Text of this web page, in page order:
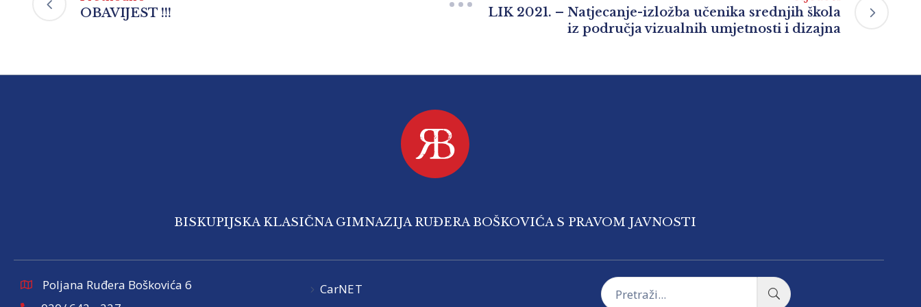
OBAVIJEST !!!
LIK 2021. – Natjecanje-izložba učenika srednjih škola
iz područja vizualnih umjetnosti i dizajna
BISKUPIJSKA KLASIČNA GIMNAZIJA RUĐERA BOŠKOVIĆA S PRAVOM JAVNOSTI
Poljana Ruđera Boškovića 6
CarNET